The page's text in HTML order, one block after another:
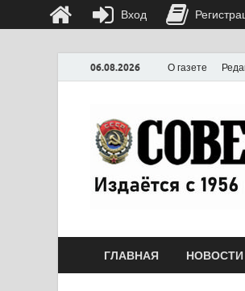
06.08.2026 О газете
ГЛАВНАЯ НОВОСТИ
Вход